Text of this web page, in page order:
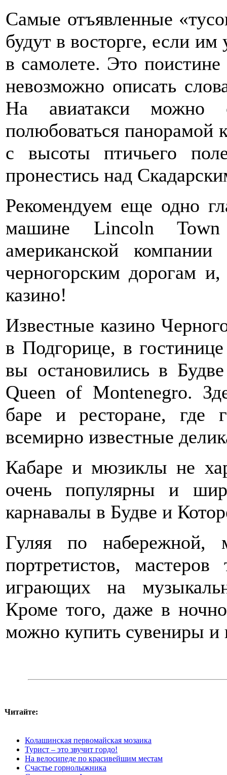
Самые отъявленные
будут в восторге, если им
в самолете. Это
невозможно описать
На авиатакси можно
полюбоваться панорамой
с высоты птичьего
пронестись над
Рекомендуем еще одно
машине Lincoln
американской
черногорским дорогам
казино!
Известные казино
в Подгорице, в
вы остановились в
Queen of Montenegro.
баре и ресторане, где
всемирно известные
Кабаре и мюзиклы не
очень популярны и
карнавалы в Будве и
Гуляя по набережной,
портретистов,
играющих на
Кроме того, даже в
можно купить сувениры и
Читайте:
Колашинская первомайская мозаика
Турист – это звучит гордо!
На велосипеде по красивейшим местам
Счастье горнолыжника